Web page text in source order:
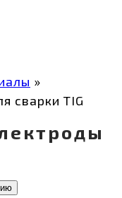
»
сварки TIG